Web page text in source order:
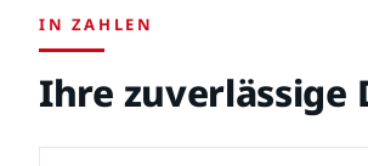
IN ZAHLEN
Ihre